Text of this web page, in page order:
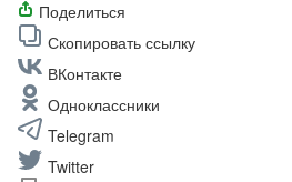
Поделиться
Скопировать ссылку
ВКонтакте
Одноклассники
Telegram
Twitter